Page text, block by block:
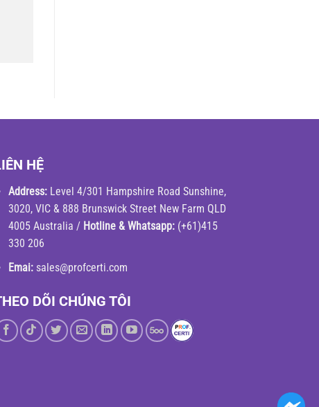
HỆ
Address: Level 4/301 Hampshire Road Sunshine,
3020, VIC & 888 Brunswick Street New Farm QLD
4005 Australia / Hotline & Whatsapp: (+61)415
330 206
Emai: sales@profcerti.com
DÕI CHÚNG TÔI